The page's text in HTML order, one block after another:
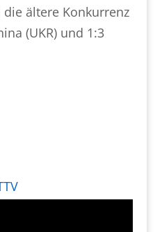
ältere Konkurrenz
(UKR) und 1:3